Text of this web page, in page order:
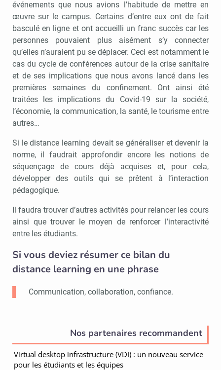
événements que nous avions l’habitude de mettre en
œuvre sur le campus. Certains d’entre eux ont de fait
basculé en ligne et ont accueilli un franc succès car les
personnes pouvaient plus aisément s’y connecter
qu’elles n’auraient pu se déplacer. Ceci est notamment le
cas du cycle de conférences autour de la crise sanitaire
et de ses implications que nous avons lancé dans les
premières semaines du confinement. Ont ainsi été
traitées les implications du Covid-19 sur la société,
l’économie, la communication, la santé, le tourisme entre
autres…
Si le distance learning devait se généraliser et devenir la
norme, il faudrait approfondir encore les notions de
séquençage de cours déjà acquises et, pour cela,
développer des outils qui se prêtent à l’interaction
pédagogique.
Il faudra trouver d’autres activités pour relancer les cours
ainsi que trouver le moyen de renforcer l’interactivité
entre les étudiants.
Si vous deviez résumer ce bilan du
distance learning en une phrase
Communication, collaboration, confiance.
Nos partenaires recommandent
Virtual desktop infrastructure (VDI) : un nouveau service
pour les étudiants et les équipes